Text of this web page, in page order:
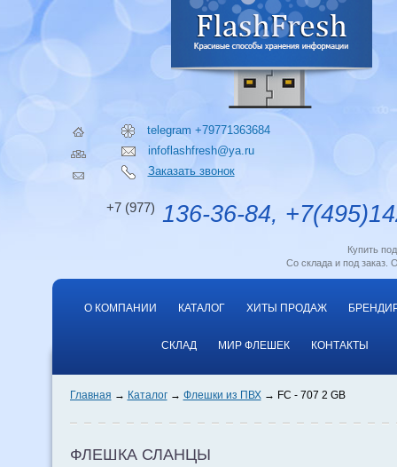
telegram +79771363684
infoflashfresh@ya.ru
Заказать звонок
+7 (977) 136-36-84,
Купить
Со склада и под заказ.
О КОМПАНИИ КАТАЛОГ ХИТЫ ПРОДАЖ
СКЛАД МИР ФЛЕШЕК КОНТАКТЫ
Главная Каталог Флешки из ПВХ FC - 707 2 GB
ФЛЕШКА СЛАНЦЫ